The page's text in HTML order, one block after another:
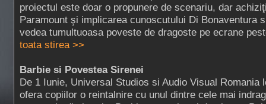
proiectul este doar o propunere de scenariu, dar
Paramount şi implicarea cunoscutului Di Bonaventura
vedea tumultuoasa poveste de dragoste pe ecrane
toata stirea >>
Barbie si Povestea Sirenei
De 1 Iunie, Universal Studios si Audio Visual Romania
ofera copiilor o reintalnire cu unul dintre cele mai